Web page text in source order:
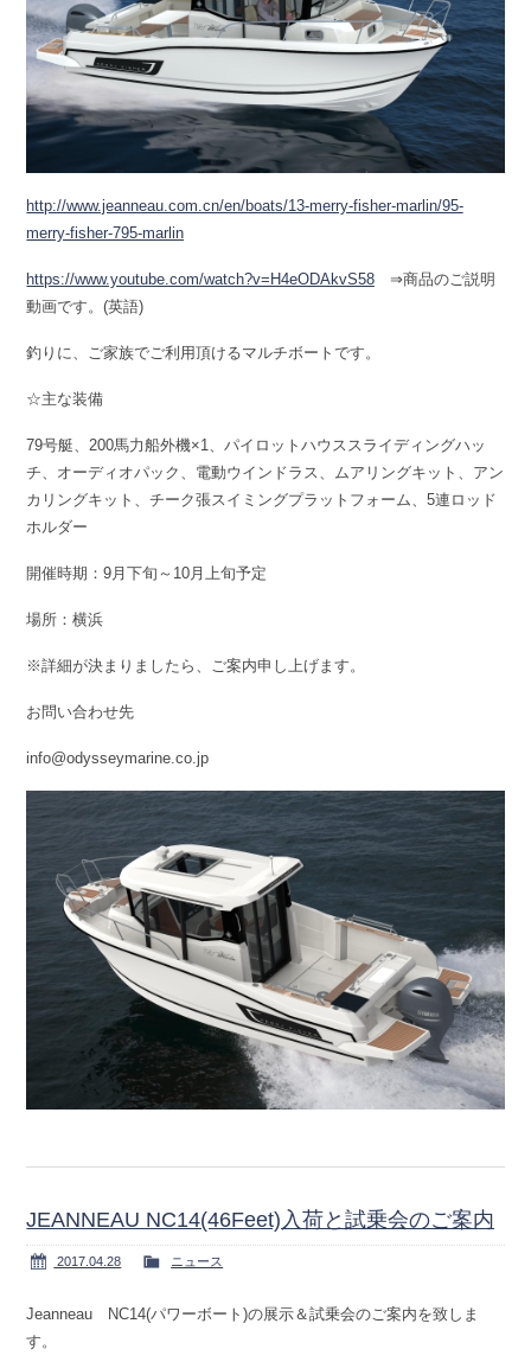
http://www.jeanneau.com.cn/en/boats/13-merry-fisher-marlin/95-
merry-fisher-795-marlin
https://www.youtube.com/watch?v=H4eODAkvS58⇒商品のご説明
動画です。(英語)
釣りに、ご家族でご利用頂けるマルチボートです。
☆主な装備
79号艇、200馬力船外機×1、パイロットハウススライディングハッ
チ、オーディオパック、電動ウインドラス、ムアリングキット、アン
カリングキット、チーク張スイミングプラットフォーム、5連ロッド
ホルダー
開催時期：9月下旬～10月上旬予定
場所：横浜
※詳細が決まりましたら、ご案内申し上げます。
お問い合わせ先
info@odysseymarine.co.jp
JEANNEAU NC14(46Feet)入荷と試乗会のご案内
2017.04.28 ニュース
Jeanneau NC14(パワーボート)の展示＆試乗会のご案内を致しま
す。